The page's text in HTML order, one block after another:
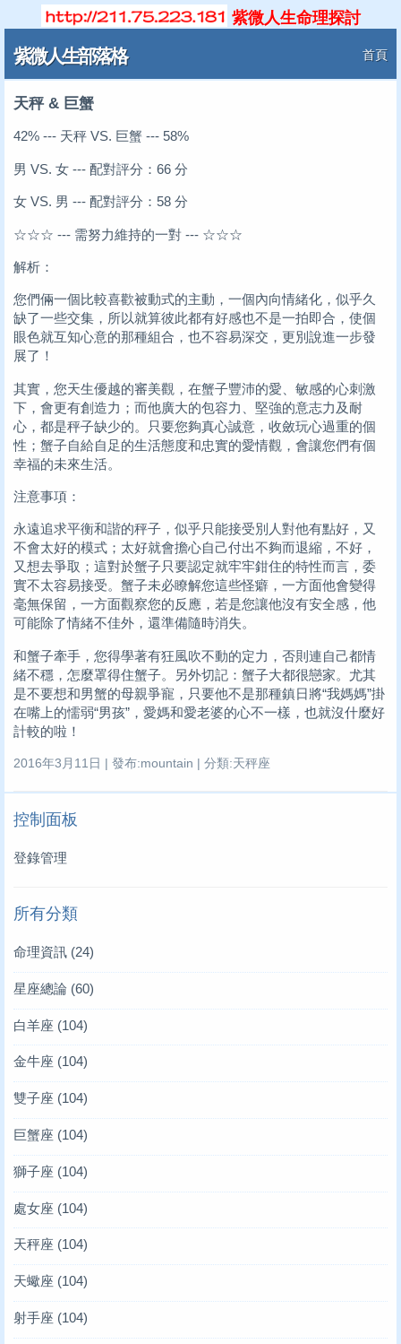
紫微人生命理探討
紫微人生部落格 首頁
天秤 & 巨蟹
42% --- 天秤 VS. 巨蟹 --- 58%
男 VS. 女 --- 配對評分：66 分
女 VS. 男 --- 配對評分：58 分
☆☆☆ --- 需努力維持的一對 --- ☆☆☆
解析：
您們倆一個比較喜歡被動式的主動，一個內向情緒化，似乎久
缺了一些交集，所以就算彼此都有好感也不是一拍即合，使個
眼色就互知心意的那種組合，也不容易深交，更別說進一步發
展了！
其實，您天生優越的審美觀，在蟹子豐沛的愛、敏感的心刺激
下，會更有創造力；而他廣大的包容力、堅強的意志力及耐
心，都是秤子缺少的。只要您夠真心誠意，收斂玩心過重的個
性；蟹子自給自足的生活態度和忠實的愛情觀，會讓您們有個
幸福的未來生活。
注意事項：
永遠追求平衡和諧的秤子，似乎只能接受別人對他有點好，又
不會太好的模式；太好就會擔心自己付出不夠而退縮，不好，
又想去爭取；這對於蟹子只要認定就牢牢鉗住的特性而言，委
實不太容易接受。蟹子未必瞭解您這些怪癖，一方面他會變得
毫無保留，一方面觀察您的反應，若是您讓他沒有安全感，他
可能除了情緒不佳外，還準備隨時消失。
和蟹子牽手，您得學著有狂風吹不動的定力，否則連自己都情
緒不穩，怎麼罩得住蟹子。另外切記：蟹子大都很戀家。尤其
是不要想和男蟹的母親爭寵，只要他不是那種鎮日將“我媽媽”掛
在嘴上的懦弱“男孩”，愛媽和愛老婆的心不一樣，也就沒什麼好
計較的啦！
2016年3月11日 | 發布:mountain | 分類:天秤座
控制面板
登錄管理
所有分類
命理資訊 (24)
星座總論 (60)
白羊座 (104)
金牛座 (104)
雙子座 (104)
巨蟹座 (104)
獅子座 (104)
處女座 (104)
天秤座 (104)
天蠍座 (104)
射手座 (104)